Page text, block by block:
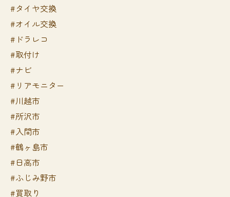
#タイヤ交換
#オイル交換
#ドラレコ
#取付け
#ナビ
#リアモニター
#川越市
#所沢市
#入間市
#鶴ヶ島市
#日高市
#ふじみ野市
#買取り